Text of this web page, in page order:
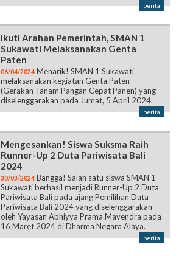
berita
Ikuti Arahan Pemerintah, SMAN 1
Sukawati Melaksanakan Genta
Paten
06/04/2024 Menarik! SMAN 1 Sukawati
melaksanakan kegiatan Genta Paten
(Gerakan Tanam Pangan Cepat Panen) yang
diselenggarakan pada Jumat, 5 April 2024.
berita
Mengesankan! Siswa Suksma Raih
Runner-Up 2 Duta Pariwisata Bali
2024
30/03/2024 Bangga! Salah satu siswa SMAN 1
Sukawati berhasil menjadi Runner-Up 2 Duta
Pariwisata Bali pada ajang Pemilihan Duta
Pariwisata Bali 2024 yang diselenggarakan
oleh Yayasan Abhiyya Prama Mavendra pada
16 Maret 2024 di Dharma Negara Alaya.
berita